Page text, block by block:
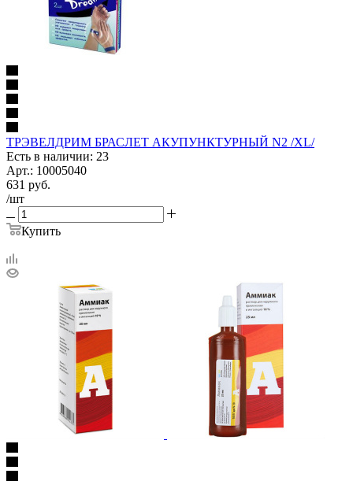
ТРЭВЕЛДРИМ БРАСЛЕТ АКУПУНКТУРНЫЙ N2 /XL/
Есть в наличии: 23
Арт.: 10005040
631 руб.
/шт
Купить